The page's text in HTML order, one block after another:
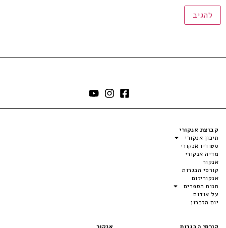
קבוצת אנקורי
תיכון אנקורי
סטודיו אנקורי
מדיה אנקורי
אנקור
קורסי הבגרות
אנקוריזום
חנות הספרים
על אודות
יום הזכרון